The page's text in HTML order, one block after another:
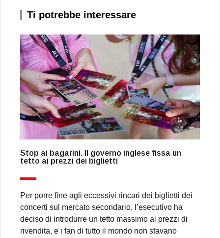
Ti potrebbe interessare
Stop ai bagarini. Il governo inglese fissa un
tetto ai prezzi dei biglietti
Per porre fine agli eccessivi rincari dei biglietti dei
concerti sul mercato secondario, l’esecutivo ha
deciso di introdurre un tetto massimo ai prezzi di
rivendita, e i fan di tutto il mondo non stavano